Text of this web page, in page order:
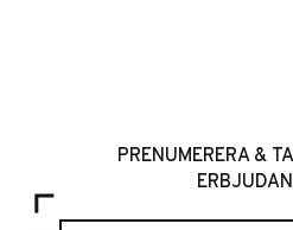
PRENUMERERA &